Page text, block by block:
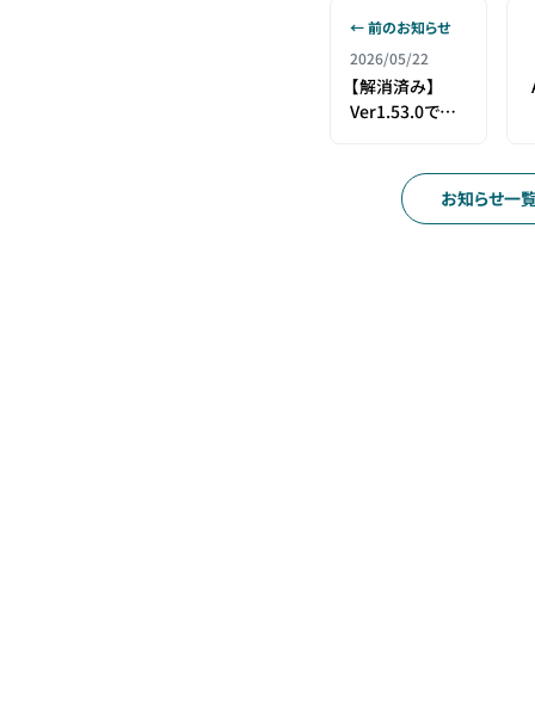
← 前のお知らせ
2026/05/22
【解消済み】
Ver1.53.0で公
お知らせ一